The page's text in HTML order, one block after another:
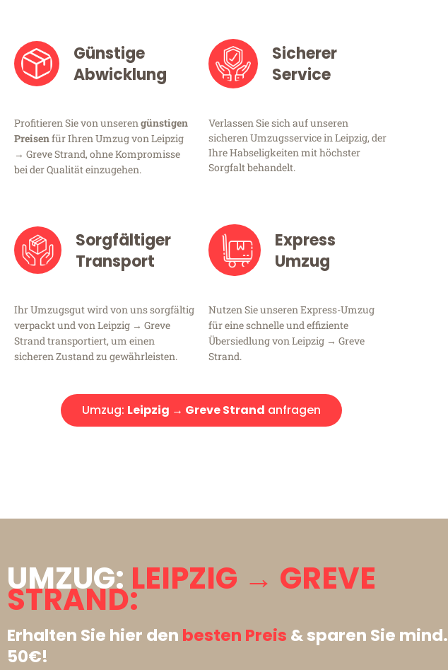
Günstige
Abwicklung
Profitieren Sie von unserengünstigen
Preisenfür Ihren Umzug von Leipzig
→ Greve Strand, ohne Kompromisse
bei der Qualität einzugehen.
Sicherer
Service
Verlassen Sie sich auf unseren
sicheren Umzugsservice in Leipzig, der
Ihre Habseligkeiten mit höchster
Sorgfalt behandelt.
Sorgfältiger
Transport
Ihr Umzugsgut wird von uns sorgfältig
verpackt und von Leipzig → Greve
Strand transportiert, um einen
sicheren Zustand zu gewährleisten.
Express
Umzug
Nutzen Sie unseren Express-Umzug
für eine schnelle und effiziente
Übersiedlung von Leipzig → Greve
Strand.
Umzug: Leipzig → Greve Strand anfragen
UMZUG: LEIPZIG → GREVE
STRAND:
Erhalten Sie hier den besten Preis & sparen Sie mind.
50€!